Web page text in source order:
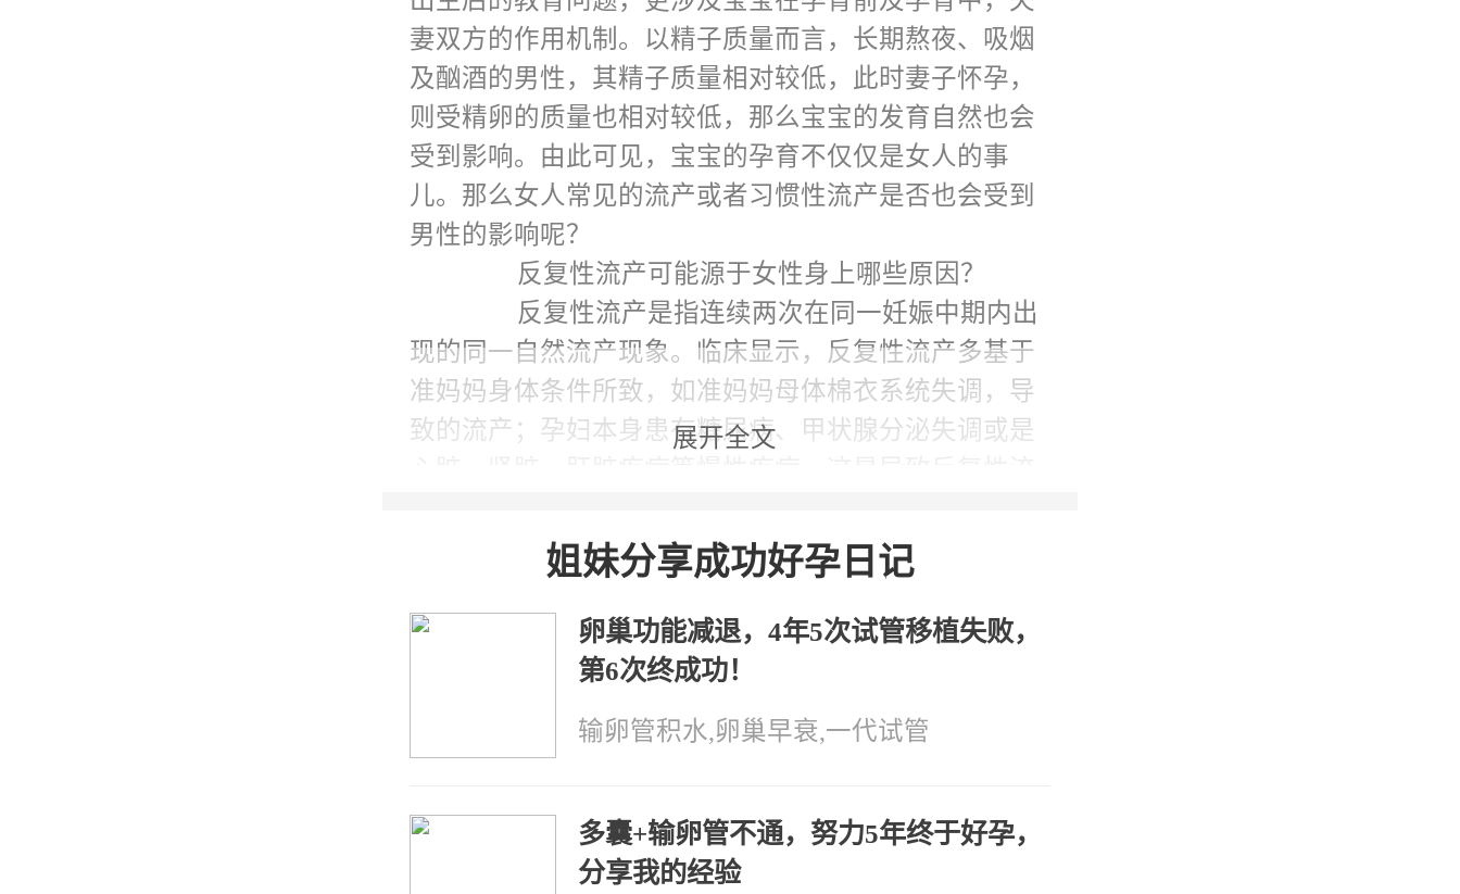
腺抗体、抗核抗体、抗精子抗体、抗卵巢抗体、抗子宫
内膜抗体、NK细胞、B细胞等异常升高都意味着身体免
疫系统亢进的可能。
如何应对复发性流产？
准妈妈在再次备孕前，一定要引起高度重视，
需要做个全面的检查。具体包括：
1）全面了解个人病史，家族高血压，糖尿病
史和遗传病史，以往妊娠生育史，个人的身高体重血型
等。
2）夫妻外周血染色体检查，排除遗传因素。
3）B超，宫腔镜，或者 子宫输卵管造影 排除
毒，HIV病毒，梅毒螺旋体，风疹病毒，巨细胞病毒，
单纯疱疹病毒。
5）空腹胰岛素，血糖，排除潜在糖尿病倾
病。
8）各种自身抗体的存在与否。
程治疗3次。妊娠前3次为1个疗程，疗程结束后，复查抗
体，抗体转阳后鼓励患者半年内尽快怀孕。确定妊娠
后，再进行2～3次主动免疫治疗，以巩固疗效。
淋巴细胞免疫治疗目前已在全球被广泛应用，是目
前治疗原因不明的复发性流产比较安全有效的方法。
妻双方的作用机制。以精子质量而言，长期熬夜、吸烟
及酗酒的男性，其精子质量相对较低，此时妻子怀孕，
则受精卵的质量也相对较低，那么宝宝的发育自然也会
受到影响。由此可见，宝宝的孕育不仅仅是女人的事
儿。那么女人常见的流产或者习惯性流产是否也会受到
男性的影响呢？
反复性流产可能源于女性身上哪些原因？
反复性流产是指连续两次在同一妊娠中期内出
现的同一自然流产现象。临床显示，反复性流产多基于
准妈妈身体条件所致，如准妈妈母体棉衣系统失调，导
致的流产；孕妇本身患有糖尿病、甲状腺分泌失调或是
肌瘤等病变也会提升流产风险；当然，还包括精神压力
下神经免疫及内分泌发生紊乱，从而导致的流产。
女性反复性流产可能是男人惹的祸
某些情况下的反复性流产也可能是男人惹的祸。
响，还会影响到受精卵及宝宝的质量。精子质量低的男
性首先比较不易孕育，临床上会出现男性不育的现象。
展开全文
姐妹分享成功好孕日记
卵巢功能减退，4年5次试管移植失败，
第6次终成功！
输卵管积水,卵巢早衰,一代试管
多囊+输卵管不通，努力5年终于好孕，
分享我的经验